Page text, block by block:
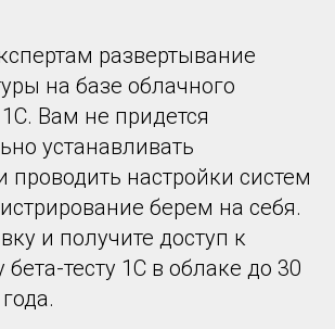
развертывание
на базе облачного
Вам не придется
устанавливать
настройки систем
берем на себя.
и получите доступ к
тесту 1С в облаке до 30